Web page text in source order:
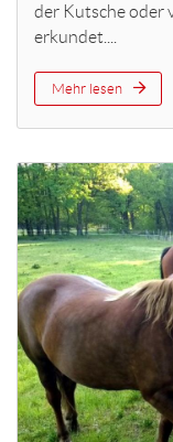
der Kutsche oder
erkundet....
Mehr lesen